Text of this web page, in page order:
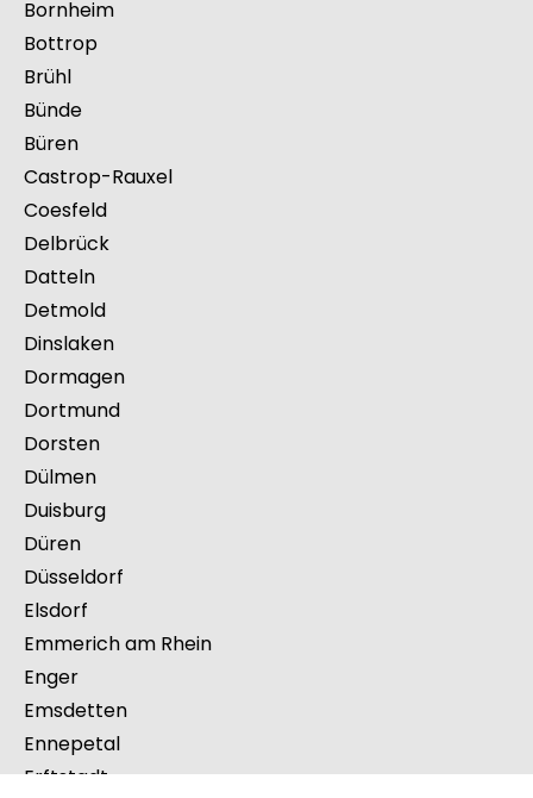
Bonn
Bochum
Borken
Bornheim
Bottrop
Brühl
Bünde
Büren
Castrop-Rauxel
Coesfeld
Delbrück
Datteln
Detmold
Dinslaken
Dormagen
Dortmund
Dorsten
Dülmen
Duisburg
Düren
Düsseldorf
Elsdorf
Emmerich am Rhein